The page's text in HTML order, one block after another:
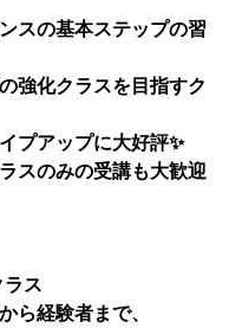
スの基本ステップの習
強化クラスを目指すク
プアップに大好評✨
スのみの受講も大歓迎
ス
ら経験者まで、